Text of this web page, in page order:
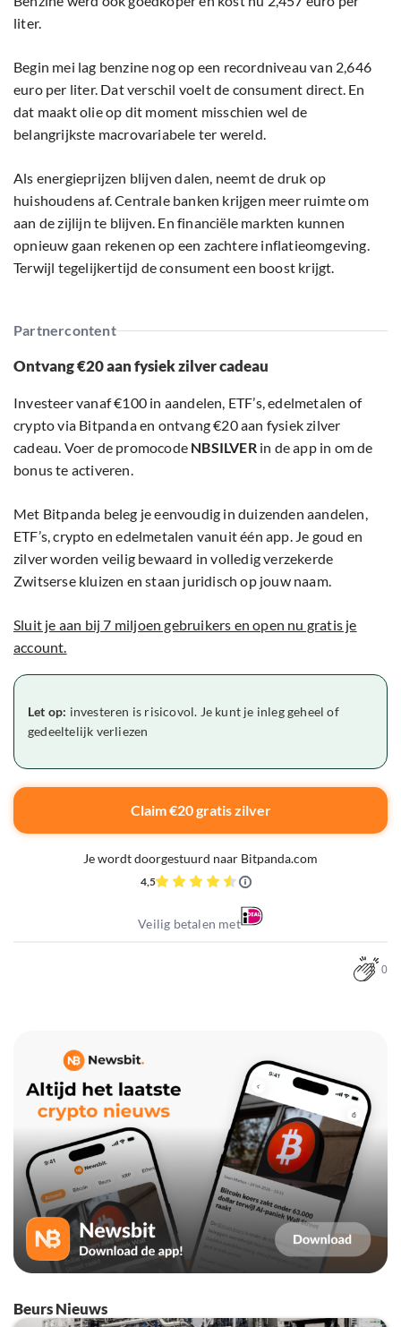
liter.
Begin mei lag benzine nog op een recordniveau van 2,646
euro per liter. Dat verschil voelt de consument direct. En
dat maakt olie op dit moment misschien wel de
belangrijkste macrovariabele ter wereld.
Als energieprijzen blijven dalen, neemt de druk op
huishoudens af. Centrale banken krijgen meer ruimte om
aan de zijlijn te blijven. En financiële markten kunnen
opnieuw gaan rekenen op een zachtere inflatieomgeving.
Terwijl tegelijkertijd de consument een boost krijgt.
Partnercontent
Ontvang €20 aan fysiek zilver cadeau
Investeer vanaf €100 in aandelen, ETF’s, edelmetalen of
crypto via Bitpanda en ontvang €20 aan fysiek zilver
cadeau. Voer de promocode NBSILVERin de app in om de
bonus te activeren.
Met Bitpanda beleg je eenvoudig in duizenden aandelen,
ETF’s, crypto en edelmetalen vanuit één app. Je goud en
zilver worden veilig bewaard in volledig verzekerde
Zwitserse kluizen en staan juridisch op jouw naam.
Sluit je aan bij 7 miljoen gebruikers en open nu gratis je
account.
Let op: investeren is risicovol. Je kunt je inleg geheel of
gedeeltelijk verliezen
Claim €20 gratis zilver
Je wordt doorgestuurd naar Bitpanda.com
4,5
Veilig betalen met
0
Beurs Nieuws